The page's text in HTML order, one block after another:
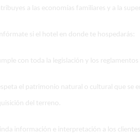
a las economías familiares y a la
si el hotel en donde te hospedarás:
con toda la legislación y los
el patrimonio natural o cultural que se
del terreno.
información e interpretación a los